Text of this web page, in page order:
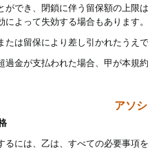
でき、閉鎖に伴う留保額の上限は
よって失効する場合もあります。
たは留保により差し引かれたうえ
過金が支払われた場合、甲が本規
アソ
るには、乙は、すべての必要事項